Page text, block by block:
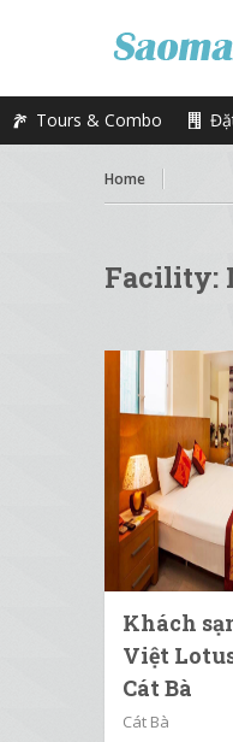
Tours & Combo
Home
Facility:
Khách
Việt
Cát Bà
Cát Bà